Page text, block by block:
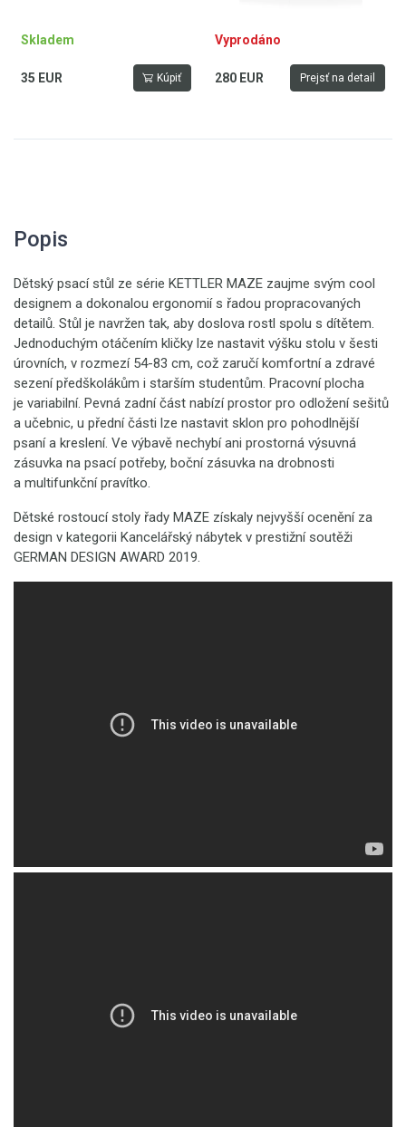
Skladem
35 EUR Kúpiť
Vyprodáno
280 EUR Prejsť na detail
Popis
Dětský psací stůl ze série KETTLER MAZE zaujme svým cool
designem a dokonalou ergonomií s řadou propracovaných
detailů. Stůl je navržen tak, aby doslova rostl spolu s dítětem.
Jednoduchým otáčením kličky lze nastavit výšku stolu v šesti
úrovních, v rozmezí 54-83 cm, což zaručí komfortní a zdravé
sezení předškolákům i starším studentům. Pracovní plocha
je variabilní. Pevná zadní část nabízí prostor pro odložení sešitů
a učebnic, u přední části lze nastavit sklon pro pohodlnější
psaní a kreslení. Ve výbavě nechybí ani prostorná výsuvná
zásuvka na psací potřeby, boční zásuvka na drobnosti
a multifunkční pravítko.
Dětské rostoucí stoly řady MAZE získaly nejvyšší ocenění za
design v kategorii Kancelářský nábytek v prestižní soutěži
GERMAN DESIGN AWARD 2019.